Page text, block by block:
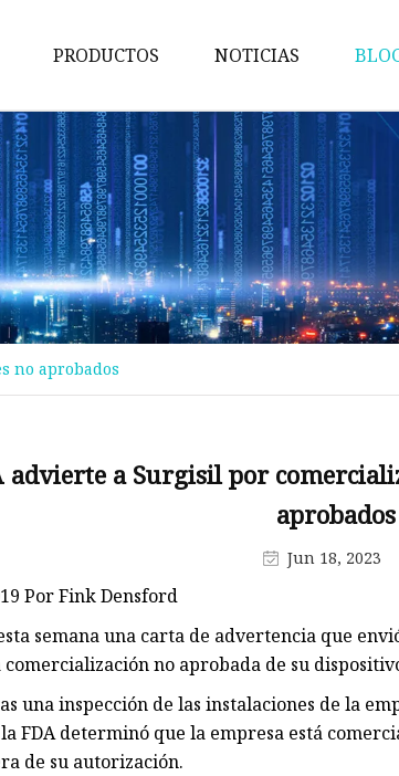
PRODUCTOS
Maquina de pruebas
Máquina de embalaje
Maquina de cortar
Máquina bronceadora
Perforadora
Máquina transportadora
Máquina de implantación
Máquina de libros para niños
Máquina troqueladora de libros
Máquina cortadora de materiales
NOTICIAS
no aprobados
advierte a Surgisil por
aprobados
Jun 18, 2023
Por Fink Densford
semana una carta de advertencia que
no aprobada de su
una inspección de las instalaciones de la
FDA determinó que la empresa está
de su autorización.